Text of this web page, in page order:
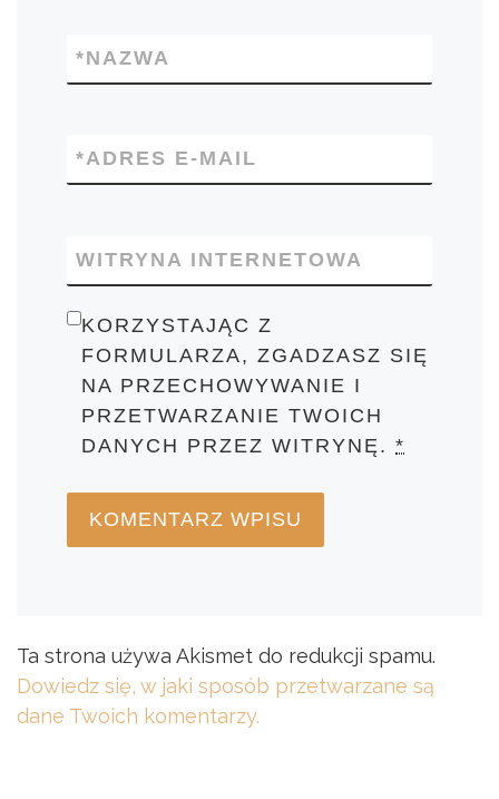
NAZWA
*
ADRES E-MAIL
*
WITRYNA INTERNETOWA
KORZYSTAJĄC Z
FORMULARZA, ZGADZASZ SIĘ
NA PRZECHOWYWANIE I
PRZETWARZANIE TWOICH
DANYCH PRZEZ WITRYNĘ.*
Ta strona używa Akismet do redukcji spamu.
Dowiedz się, w jaki sposób przetwarzane są
dane Twoich komentarzy.